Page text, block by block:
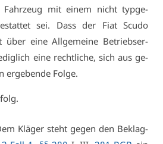
Fahr­zeug mit ei­nem nicht typ­ge­
sei. Dass der Fi­at Scu­do
über ei­ne All­ge­mei­ne Be­triebs­er­
ei­ne recht­li­che, sich aus ge­
er­ge­ben­de Fol­ge.
Klä­ger steht ge­gen den Be­klag­